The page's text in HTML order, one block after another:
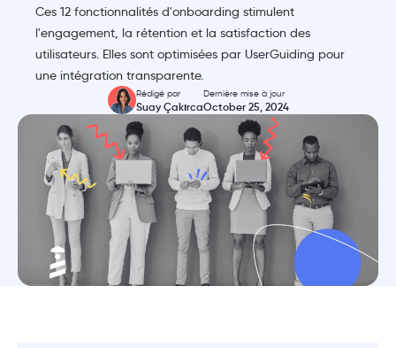
Ces 12 fonctionnalités d'onboarding stimulent
l'engagement, la rétention et la satisfaction des
utilisateurs. Elles sont optimisées par UserGuiding pour
une intégration transparente.
Rédigé par
Suay Çakırca
Dernière mise à jour
October 25, 2024